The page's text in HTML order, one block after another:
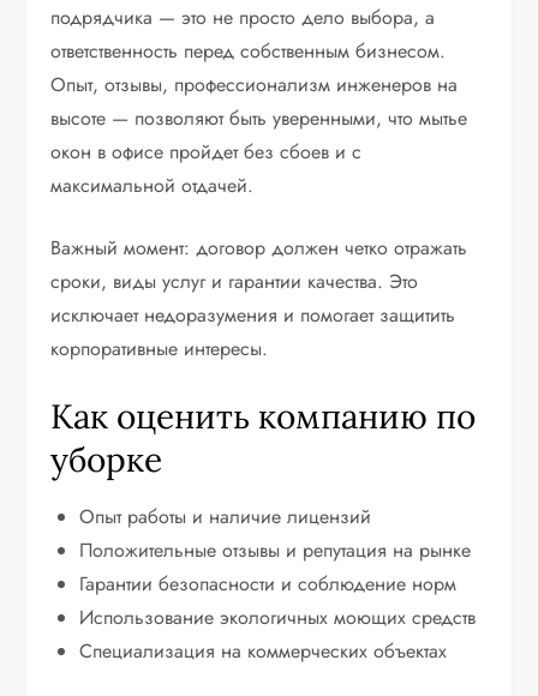
подрядчика — это не просто дело выбора, а
ответственность перед собственным бизнесом.
Опыт, отзывы, профессионализм инженеров на
высоте — позволяют быть уверенными, что мытье
окон в офисе пройдет без сбоев и с
максимальной отдачей.
Важный момент: договор должен четко отражать
сроки, виды услуг и гарантии качества. Это
исключает недоразумения и помогает защитить
корпоративные интересы.
Как оценить компанию по
уборке
Опыт работы и наличие лицензий
Положительные отзывы и репутация на рынке
Гарантии безопасности и соблюдение норм
Использование экологичных моющих средств
Специализация на коммерческих объектах